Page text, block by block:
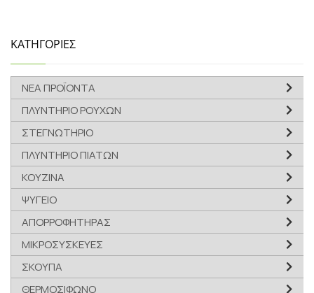
ΚΑΤΗΓΟΡΙΕΣ
ΝΕΑ ΠΡΟΪΟΝΤΑ
ΠΛΥΝΤΗΡΙΟ ΡΟΥΧΩΝ
ΣΤΕΓΝΩΤΗΡΙΟ
ΠΛΥΝΤΗΡΙΟ ΠΙΑΤΩΝ
ΚΟΥΖΙΝΑ
ΨΥΓΕΙΟ
ΑΠΟΡΡΟΦΗΤΗΡΑΣ
ΜΙΚΡΟΣΥΣΚΕΥΕΣ
ΣΚΟΥΠΑ
ΘΕΡΜΟΣΙΦΩΝΟ